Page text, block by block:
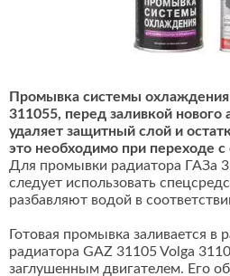
Промывка системы охлаждения
311055, перед заливкой нового
удаляет защитный слой и
это необходимо при переходе с
Для промывки радиатора ГАЗа
следует использовать
разбавляют водой в
Готовая промывка заливается в
радиатора GAZ 31105 Volga
заглушенным двигателем. Его